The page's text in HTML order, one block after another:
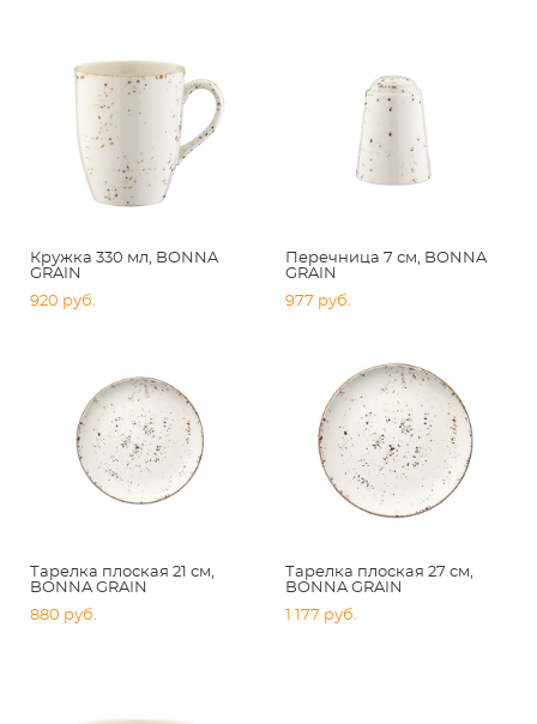
Кружка 330 мл, BONNA
GRAIN
920 pуб.
Перечница 7 см, BONNA
GRAIN
977 pуб.
Тарелка плоская 21 см,
BONNA GRAIN
880 pуб.
Тарелка плоская 27 см,
BONNA GRAIN
1 177 pуб.